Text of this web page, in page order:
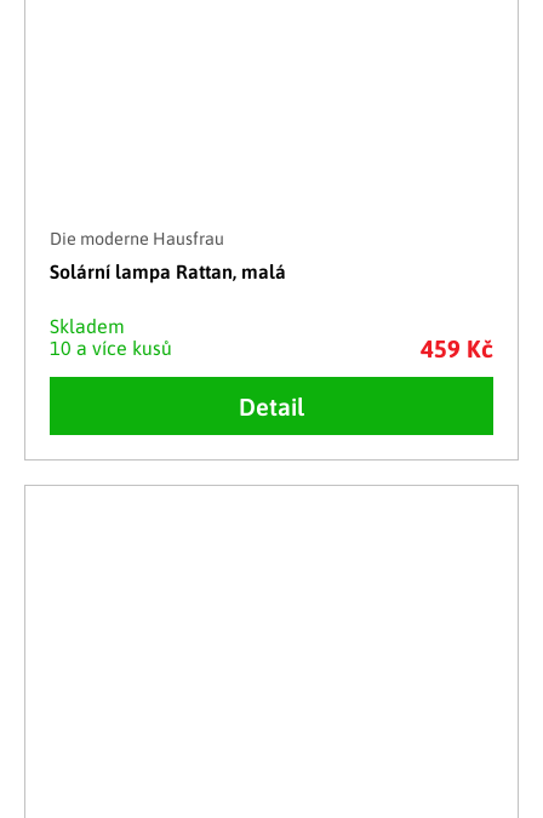
Die moderne Hausfrau
Solární lampa Rattan, malá
Skladem
10 a více kusů
459 Kč
Detail